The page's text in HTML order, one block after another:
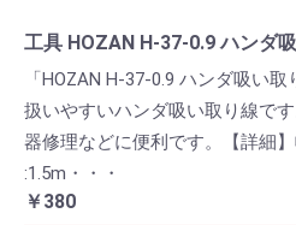
工具 HOZAN H-37-0.9 ハンダ
「HOZAN H-37-0.9 ハンダ吸い
扱いやすいハンダ吸い取り線で
器修理などに便利です。【詳細
:1.5m・・・
￥380